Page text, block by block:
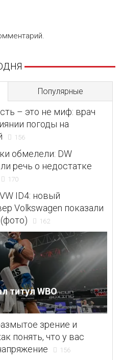
Популярные
– это не миф: врач
погоды на
156
обмелели: DW
речь о недостатке
170
ID4: новый
Volkswagen показали
162
титул WBO
зрение и
понять, что у вас
156